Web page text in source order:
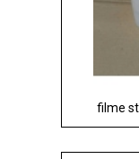
filme